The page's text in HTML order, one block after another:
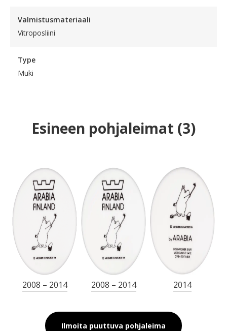
Valmistusmateriaali
Vitroposliini
Type
Muki
Esineen pohjaleimat (3)
2008 – 2014 2008 – 2014 2014
Ilmoita puuttuva pohjaleima